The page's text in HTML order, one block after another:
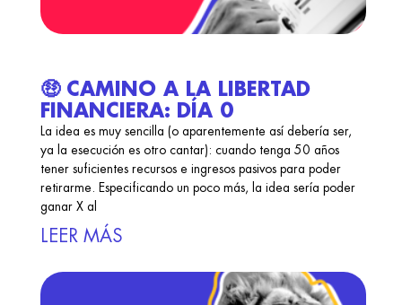
🤑 CAMINO A LA LIBERTAD
FINANCIERA: DÍA 0
La idea es muy sencilla (o aparentemente así debería ser,
ya la esecución es otro cantar): cuando tenga 50 años
tener suficientes recursos e ingresos pasivos para poder
retirarme. Especificando un poco más, la idea sería poder
ganar X al
LEER MÁS